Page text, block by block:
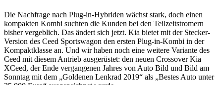
Die Nachfrage nach Plug-in-Hybriden wächst stark, doch einen
kompakten Kombi suchten die Kunden bei den Teilzeitstromern
bisher vergeblich. Das ändert sich jetzt. Kia bietet mit der Stecker-
Version des Ceed Sportswagon den ersten Plug-in-Kombi in der
Kompaktklasse an. Und wir haben noch eine weitere Variante des
Ceed mit diesem Antrieb ausgerüstet: den neuen Crossover Kia
XCeed, der Ende vergangenen Jahres von Auto Bild und Bild am
Sonntag mit dem „Goldenen Lenkrad 2019“ als „Bestes Auto unter